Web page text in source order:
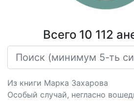
Всего 10 112
Из книги Марка Захарова
Особый случай, негласно